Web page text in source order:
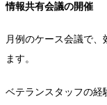
情報共有会議の開催
月例のケース会議で
ます。
ベテランスタッフの経